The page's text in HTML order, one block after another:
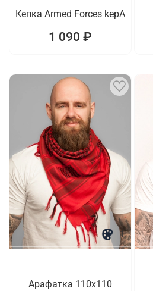
Кепка Armed Forces kepA
1 090 ₽
1
Арафатка 110x110